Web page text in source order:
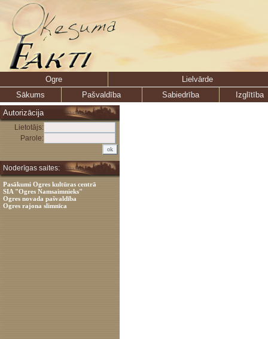
Ogre
Lielvārde
Sākums
Pašvaldība Sabiedrība
Izglītība
Autorizācija
Lietotājs:
Parole:
Noderīgas saites:
Pasākumi Ogres kultūras centrā
SIA "Ogres Namsaimnieks"
Ogres novada pašvaldība
Ogres rajona slimnīca